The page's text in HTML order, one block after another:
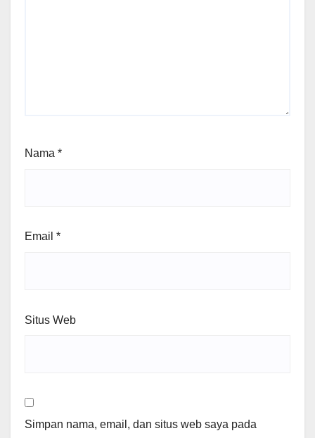
Nama *
Email *
Situs Web
Simpan nama, email, dan situs web saya pada